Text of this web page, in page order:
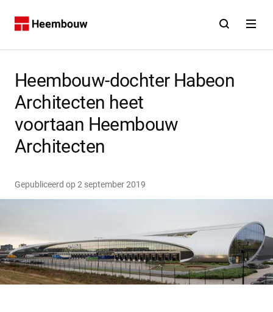
Home Open Open
Contact
Heembouw-dochter Habeon
Architecten heet
voortaan Heembouw
Architecten
Gepubliceerd op 2 september 2019